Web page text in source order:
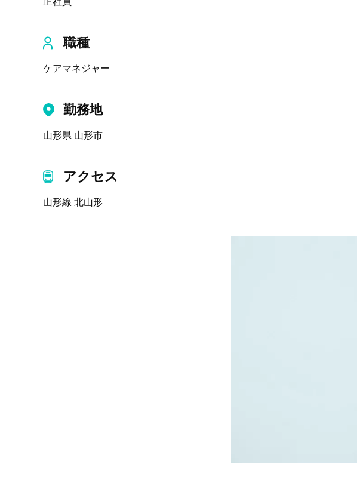
職種
ケアマネジャー
勤務地
山形県 山形市
アクセス
山形線 北山形